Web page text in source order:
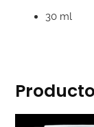
30 ml